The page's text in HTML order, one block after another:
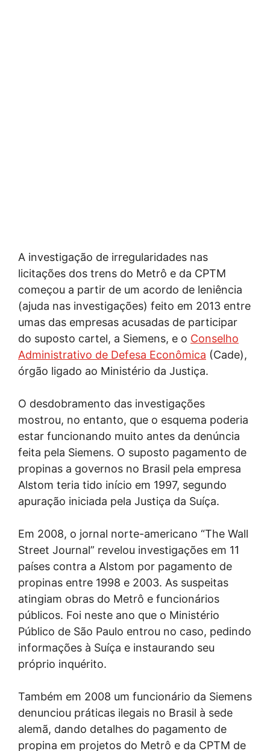
A investigação de irregularidades nas
licitações dos trens do Metrô e da CPTM
começou a partir de um acordo de leniência
(ajuda nas investigações) feito em 2013 entre
umas das empresas acusadas de participar
do suposto cartel, a Siemens, e o Conselho
Administrativo de Defesa Econômica (Cade),
órgão ligado ao Ministério da Justiça.
O desdobramento das investigações
mostrou, no entanto, que o esquema poderia
estar funcionando muito antes da denúncia
feita pela Siemens. O suposto pagamento de
propinas a governos no Brasil pela empresa
Alstom teria tido início em 1997, segundo
apuração iniciada pela Justiça da Suíça.
Em 2008, o jornal norte-americano “The Wall
Street Journal” revelou investigações em 11
países contra a Alstom por pagamento de
propinas entre 1998 e 2003. As suspeitas
atingiam obras do Metrô e funcionários
públicos. Foi neste ano que o Ministério
Público de São Paulo entrou no caso, pedindo
informações à Suíça e instaurando seu
próprio inquérito.
Também em 2008 um funcionário da Siemens
denunciou práticas ilegais no Brasil à sede
alemã, dando detalhes do pagamento de
propina em projetos do Metrô e da CPTM de